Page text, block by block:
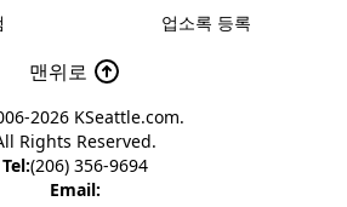
업소록 등록
맨위로
2026 KSeattle.com.
Rights Reserved.
Tel:(206) 356-9694
Email: